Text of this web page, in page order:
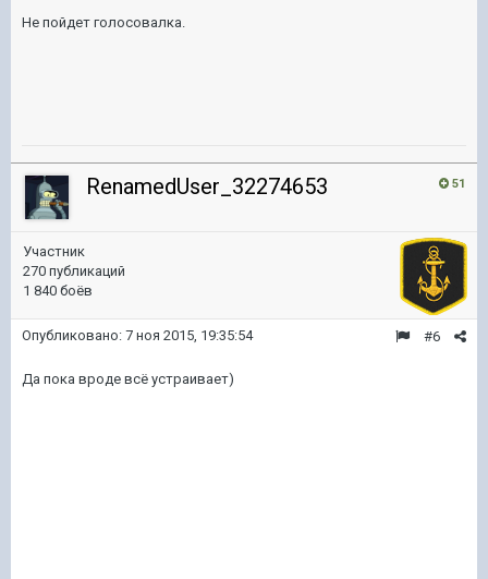
Не пойдет голосовалка.
51
RenamedUser_32274653
Участник
270 публикаций
1 840 боёв
#6
Опубликовано: 7 ноя 2015, 19:35:54
Да пока вроде всё устраивает)